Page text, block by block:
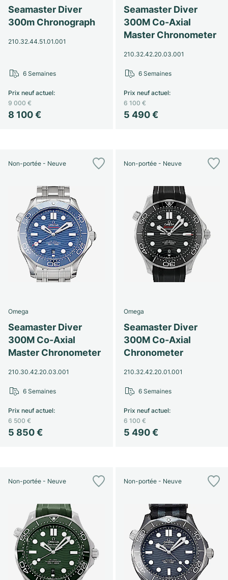
Seamaster Diver
300m Chronograph
210.32.44.51.01.001
8 100 €
Prix neuf actuel:
9 000 €
6 Semaines
Seamaster Diver
300M Co-Axial
Master Chronometer
210.32.42.20.03.001
5 490 €
Prix neuf actuel:
6 100 €
6 Semaines
Non-portée - Neuve
Omega
Seamaster Diver
300M Co-Axial
Master Chronometer
210.30.42.20.03.001
5 850 €
Prix neuf actuel:
6 500 €
6 Semaines
Non-portée - Neuve
Omega
Seamaster Diver
300M Co-Axial
Chronometer
210.32.42.20.01.001
5 490 €
Prix neuf actuel:
6 100 €
6 Semaines
Non-portée - Neuve Non-portée - Neuve